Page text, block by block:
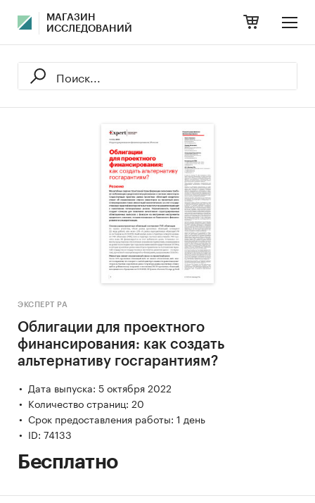
МАГАЗИН
ИССЛЕДОВАНИЙ
ЭКСПЕРТ РА
Облигации для проектного
финансирования: как создать
альтернативу госгарантиям?
Дата выпуска: 5 октября 2022
Количество страниц: 20
Срок предоставления работы: 1 день
ID: 74133
Бесплатно